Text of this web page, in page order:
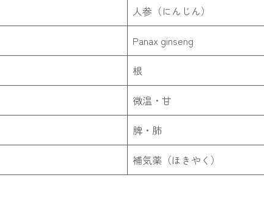
人参（にんじん）
Panax ginseng
根
微温・甘
脾・肺
補気薬（ほきやく）